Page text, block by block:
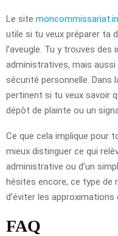
Le site
utile si tu veux préparer ta
l’aveugle. Tu y trouves
administratives, mais
sécurité personnelle. Dans
pertinent si tu veux savoir
dépôt de plainte ou un
Ce que cela implique pour
mieux distinguer ce qui
administrative ou d’un
hésites encore, ce type de
d’éviter les
FAQ